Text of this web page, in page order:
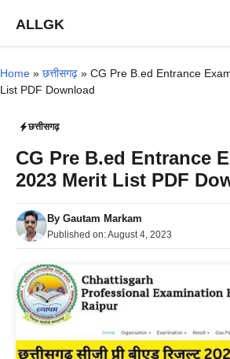
content
ALLGK
Home » छत्तीसगढ़ » CG Pre B.ed Entrance
List PDF Download
छत्तीसगढ़
CG Pre B.ed Entrance
2023 Merit List PDF
By Gautam Markam
Published on:August 4, 2023